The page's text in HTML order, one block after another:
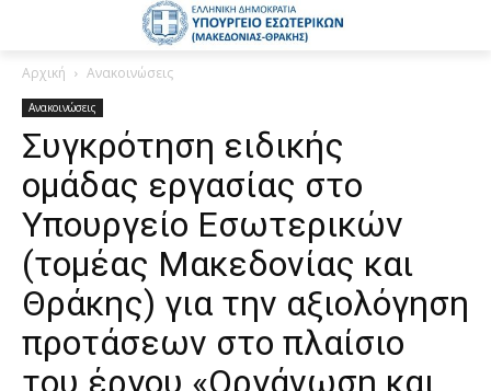
Αρχική Ανακοινώσεις
Ανακοινώσεις
Συγκρότηση ειδικής
ομάδας εργασίας στο
Υπουργείο Εσωτερικών
(τομέας Μακεδονίας και
Θράκης) για την αξιολόγηση
προτάσεων στο πλαίσιο
του έργου «Οργάνωση και